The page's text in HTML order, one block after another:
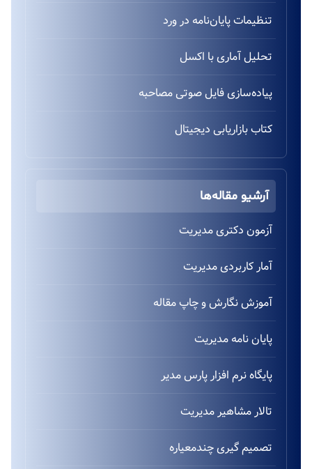
تنظیمات پایان‌نامه در ورد
تحلیل آماری با اکسل
پیاده‌سازی فایل صوتی مصاحبه
کتاب بازاریابی دیجیتال
آرشیو مقاله‌ها
آزمون دکتری مدیریت
آمار کاربردی مدیریت
آموزش نگارش و چاپ مقاله
پایان نامه مدیریت
پایگاه نرم افزار پارس مدیر
تالار مشاهیر مدیریت
تصمیم گیری چندمعیاره